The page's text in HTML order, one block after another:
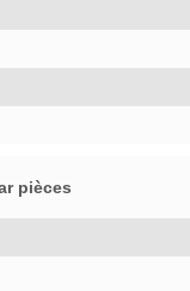
pièces